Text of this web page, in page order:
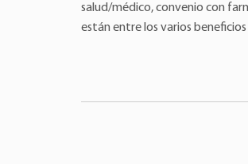
salud/médico, convenio con
están entre los varios